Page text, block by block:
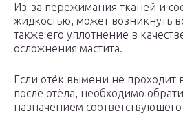
Из-за пережимания тканей и
жидкостью, может возникнуть
также его уплотнение в
осложнения мастита.
Если отёк вымени не проходит
после отёла, необходимо
назначением